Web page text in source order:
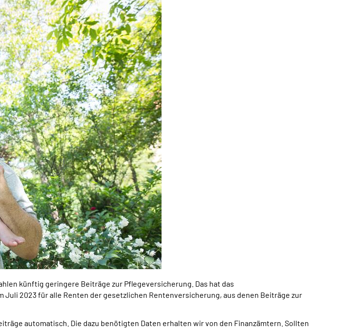
künftig geringere Beiträge zur Pflegeversicherung. Das hat das
Juli 2023 füralle Renten der gesetzlichen Rentenversicherung, aus denen Beiträge zur
automatisch. Die dazu benötigten Daten erhalten wir von den Finanzämtern. Sollten